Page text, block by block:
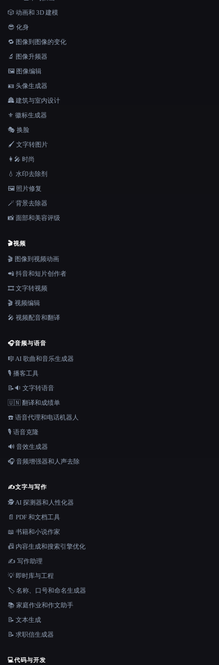
🎲 动画和 3D 建模
😎 化身
🔁 图像到图像的变化
🔬 图像升频器
🖼️ 图像编辑
🪪 头像生成器
🏯 建筑与室内设计
⚜️ 徽标生成器
🎭 换脸
🖌️ 文字转图片
👩‍🎤 时尚
💧 水印去除剂
🖼️ 照片修复
🪄 背景去除器
📸 面部和美容评级
🎬视频
🎬 图像到视频动画
📲 抖音和短片创作者
🎞️ 文字转视频
🎬 视频编辑
🎤 视频配音和翻译
🎧音频与语音
🎼 AI 歌曲和音乐生成器
🎙️ 播客工具
📝🔉 文字转语音
🇺🇳 翻译和成绩单
☎️ 语音代理和电话机器人
🎙️ 语音克隆
🔊 音效生成器
🎧 音频增强器和人声去除
✍️文字与写作
🕵️ AI 探测器和人性化器
📄 PDF 和文档工具
📖 书籍和小说作家
📠 内容生成和搜索引擎优化
✍️ 写作助理
💡 即时库与工程
🏷️ 名称、口号和命名生成器
📚 家庭作业和作文助手
📝 文本生成
📝 求职信生成器
💻代码与开发